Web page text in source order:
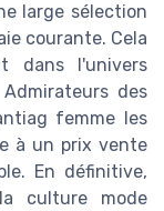
large sélection
courante. Cela
dans l'univers
des
femme les
à un prix vente
En définitive,
culture mode